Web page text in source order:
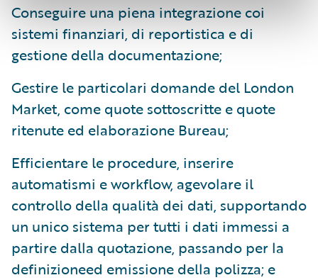
Conseguire una piena integrazione coi
sistemi finanziari, di reportistica e di
gestione della documentazione;
Gestire le particolari domande del London
Market, come quote sottoscritte e quote
ritenute ed elaborazione Bureau;
Efficientare le procedure, inserire
automatismi e workflow, agevolare il
controllo della qualità dei dati, supportando
un unico sistema per tutti i dati immessi a
partire dalla quotazione, passando per la
definizioneed emissione della polizza; e